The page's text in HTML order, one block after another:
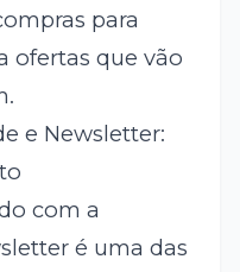
para
ofertas que vão
e Newsletter:
com a
é uma das